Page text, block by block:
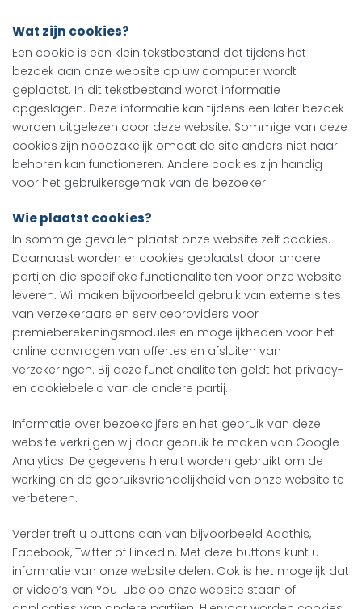
Wat zijn cookies?
Een cookie is een klein tekstbestand dat tijdens het
bezoek aan onze website op uw computer wordt
geplaatst. In dit tekstbestand wordt informatie
opgeslagen. Deze informatie kan tijdens een later bezoek
worden uitgelezen door deze website. Sommige van deze
cookies zijn noodzakelijk omdat de site anders niet naar
behoren kan functioneren. Andere cookies zijn handig
voor het gebruikersgemak van de bezoeker.
Wie plaatst cookies?
In sommige gevallen plaatst onze website zelf cookies.
Daarnaast worden er cookies geplaatst door andere
partijen die specifieke functionaliteiten voor onze website
leveren. Wij maken bijvoorbeeld gebruik van externe sites
van verzekeraars en serviceproviders voor
premieberekeningsmodules en mogelijkheden voor het
online aanvragen van offertes en afsluiten van
verzekeringen. Bij deze functionaliteiten geldt het privacy-
en cookiebeleid van de andere partij.
Informatie over bezoekcijfers en het gebruik van deze
website verkrijgen wij door gebruik te maken van Google
Analytics. De gegevens hieruit worden gebruikt om de
werking en de gebruiksvriendelijkheid van onze website te
verbeteren.
Verder treft u buttons aan van bijvoorbeeld Addthis,
Facebook, Twitter of LinkedIn. Met deze buttons kunt u
informatie van onze website delen. Ook is het mogelijk dat
er video’s van YouTube op onze website staan of